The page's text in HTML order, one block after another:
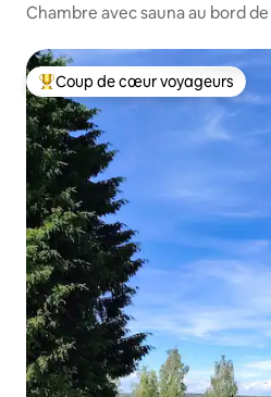
Chambre avec sauna au bord
Coups de cœur voyageurs les
Coup de cœur voyageurs